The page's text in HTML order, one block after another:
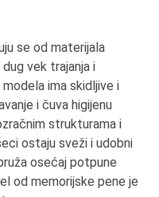
se od materijala
vek trajanja i
ima skidljive i
i čuva higijenu
strukturama i
ostaju sveži i udobni
osećaj potpune
od memorijske pene je